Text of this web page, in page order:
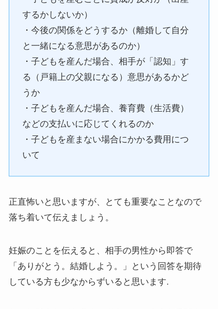
するかしないか）
・今後の関係をどうするか（離婚して自分
と一緒になる意思があるのか）
・子どもを産んだ場合、相手が「認知」す
る（戸籍上の父親になる）意思があるかど
うか
・子どもを産んだ場合、養育費（生活費）
などの支払いに応じてくれるのか
・子どもを産まない場合にかかる費用につ
いて
正直怖いと思いますが、とても重要なことなので
落ち着いて伝えましょう。
妊娠のことを伝えると、相手の男性から即答で
「ありがとう。結婚しよう。」という回答を期待
している方も少なからずいると思います.